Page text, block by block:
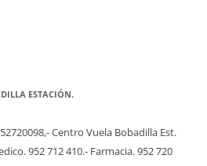
ESTACIÓN.
Centro Vuela Bobadilla Est.
952 712 410.- Farmacia. 952 720